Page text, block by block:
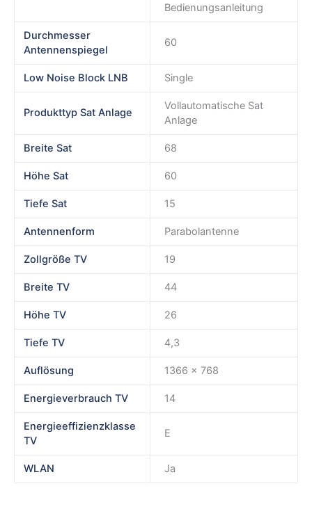
Bedienungsanleitung
Durchmesser
Antennenspiegel
60
Low Noise Block LNB Single
Produkttyp Sat Anlage
Vollautomatische Sat
Anlage
Breite Sat 68
Höhe Sat 60
Tiefe Sat 15
Antennenform Parabolantenne
Zollgröße TV 19
Breite TV 44
Höhe TV 26
Tiefe TV 4,3
Auflösung 1366 x 768
Energieverbrauch TV 14
Energieeffizienzklasse
TV
E
WLAN Ja